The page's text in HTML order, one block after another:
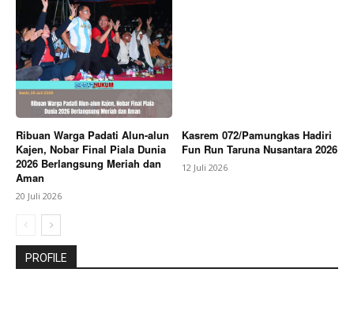
Ribuan Warga Padati Alun-alun
Kajen, Nobar Final Piala Dunia
2026 Berlangsung Meriah dan
Aman
20 Juli 2026
Kasrem 072/Pamungkas Hadiri
Fun Run Taruna Nusantara 2026
12 Juli 2026
PROFILE